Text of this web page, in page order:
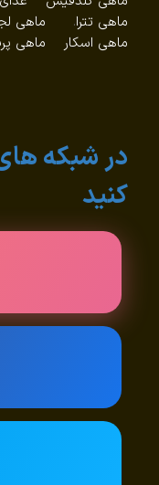
ماهی تترا. ماهی
ماهی اسکار
ماهی
در شبکه
کنید